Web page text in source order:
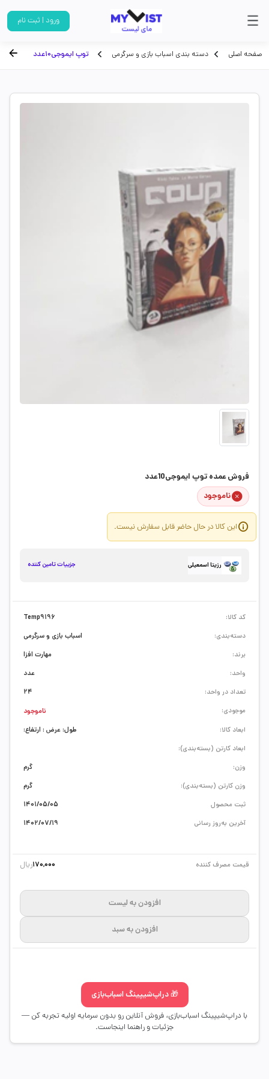
ورود | ثبت نام
صفحه اصلی دسته بندی اسباب بازی و سرگرمی توپ ایموجی10عدد
فروش عمده توپ ایموجی10عدد
ناموجود
این کالا در حال حاضر قابل سفارش نیست.
رزیتا اسمعیلی جزییات تامین کننده
ابعاد کالا:
طول: عرض : ارتفاع:
ابعاد کارتن (بسته‌بندی):
وزن:
گرم
وزن کارتن (بسته‌بندی):
گرم
ثبت محصول
1401/05/05
آخرین به‌روز رسانی
1402/07/19
کد کالا:
Temp9196
دسته‌بندی:
اسباب بازی و سرگرمی
برند:
مهارت افزا
واحد:
عدد
تعداد در واحد:
24
موجودی:
ناموجود
قیمت مصرف کننده 170,000ریال
افزودن به لیست
افزودن به سبد
🎁 دراپ‌شیپینگ اسباب‌بازی
با دراپ‌شیپینگ اسباب‌بازی، فروش آنلاین رو بدون سرمایه اولیه تجربه کن —
جزئیات و راهنما اینجاست.